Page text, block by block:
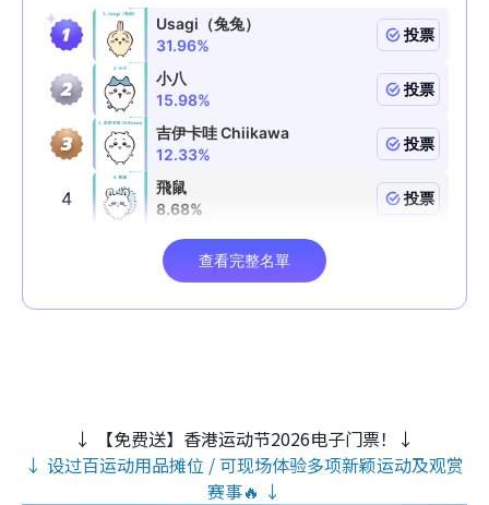
↓ 【免费送】香港运动节2026电子门票！↓
↓ 设过百运动用品摊位 / 可现场体验多项新颖运动及观赏
赛事🔥 ↓